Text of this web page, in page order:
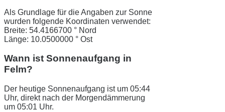
Als Grundlage für die Angaben zur Sonne
wurden folgende Koordinaten verwendet:
Breite: 54.4166700 ° Nord
Länge: 10.0500000 ° Ost
Wann ist Sonnenaufgang in
Felm?
Der heutige Sonnenaufgang ist um 05:44
Uhr, direkt nach der Morgendämmerung
um 05:01 Uhr.